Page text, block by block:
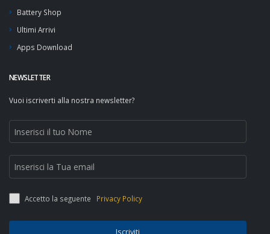
Battery Shop
Ultimi Arrivi
Apps Download
NEWSLETTER
Vuoi iscriverti alla nostra newsletter?
Accetto la seguente Privacy Policy
Iscriviti